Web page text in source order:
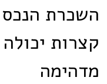
השכרת הנכס
קצרות
מדהימה